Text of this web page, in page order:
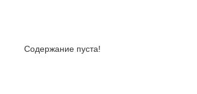
Содержание пуста!